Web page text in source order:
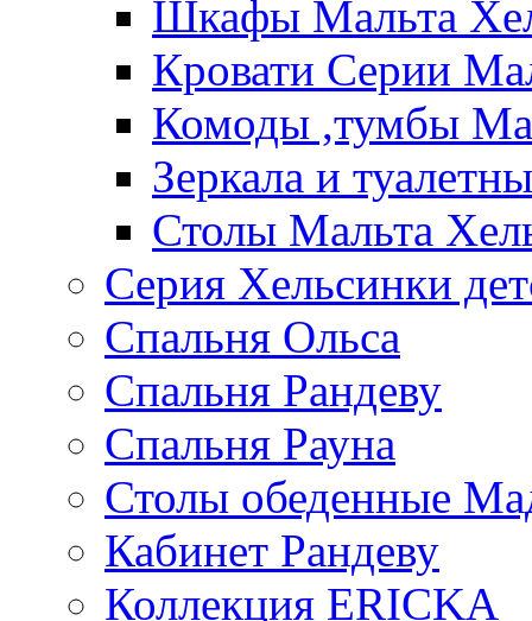
Шкафы Мальта
Кровати Серии
Комоды ,тумбы
Зеркала и
Столы Мальта
Серия Хельсинки
Спальня Ольса
Спальня Рандеву
Спальня Рауна
Столы обеденные
Кабинет Рандеву
Коллекция ERICKA